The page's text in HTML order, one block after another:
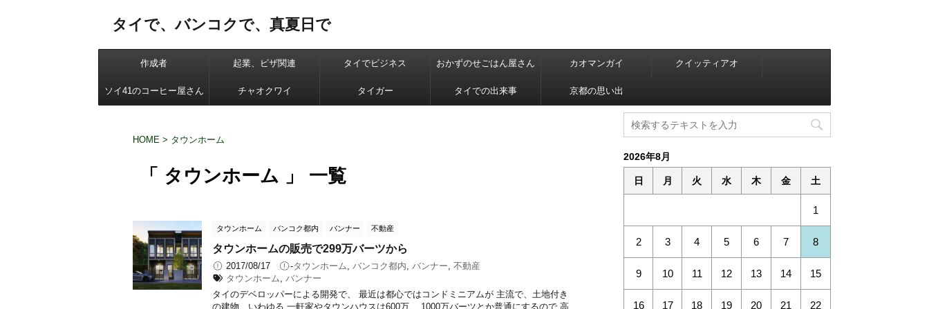
タイで、バンコクで、真夏日で
作成者 起業、ビザ関連 タイでビジネス おかずのせごはん屋さん カオマンガイ クイッティアオ
ソイ41のコーヒー屋さん チャオクワイ タイガー タイでの出来事 京都の思い出
HOME > タウンホーム
「 タウンホーム 」 一覧
タウンホーム バンコク都内 バンナー 不動産
タウンホームの販売で299万バーツから
2017/08/17 -タウンホーム, バンコク都内, バンナー, 不動産
タウンホーム,バンナー
タイのデベロッパーによる開発で、 最近は都心ではコンドミニアムが 主流で、土地付き
の建物、いわゆる 一軒家やタウンハウスは600万、 1000万バーツとか普通にするので 高
2026年8月
日 月 火 水 木 金 土
1
2 3 4 5 6 7 8
9 10 11 12 13 14 15
16 17 18 19 20 21 22